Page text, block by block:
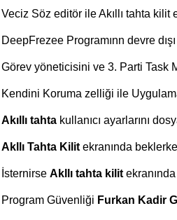
Veciz Söz editör ile Akıllı tahta
DeepFrezee Programınn devre
Görev yöneticisini ve 3. Parti Task
Kendini Koruma zelliği ile
Akıllı tahta kullanıcı ayarlarını
Akllı Tahta Kilit ekranında
İsternirse Akllı tahta kilit
Program Güvenliği Furkan Kadir